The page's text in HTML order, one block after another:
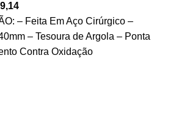
– Feita Em Aço Cirúrgico –
– Tesoura de Argola – Ponta
Contra Oxidação